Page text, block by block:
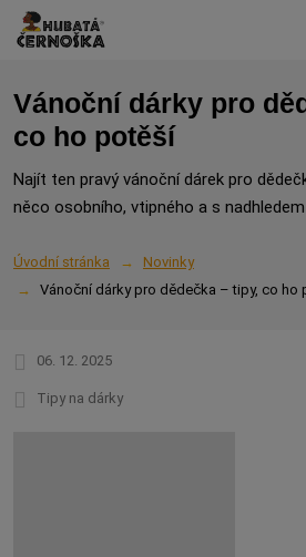
Vánoční dárky pro
co ho potěší
Najít ten pravý vánoční dárek pro
něco osobního, vtipného a s
Úvodní stránka
Novinky
Vánoční dárky pro dědečka – tipy, co ho
06. 12. 2025
Tipy na dárky